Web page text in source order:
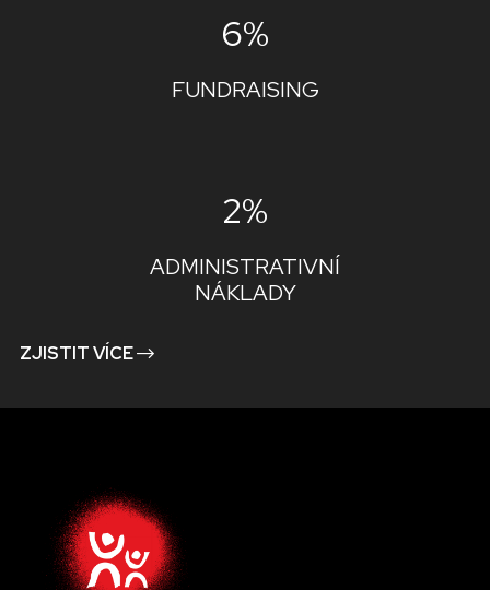
6%
FUNDRAISING
2%
ADMINISTRATIVNÍ
NÁKLADY
ZJISTIT VÍCE